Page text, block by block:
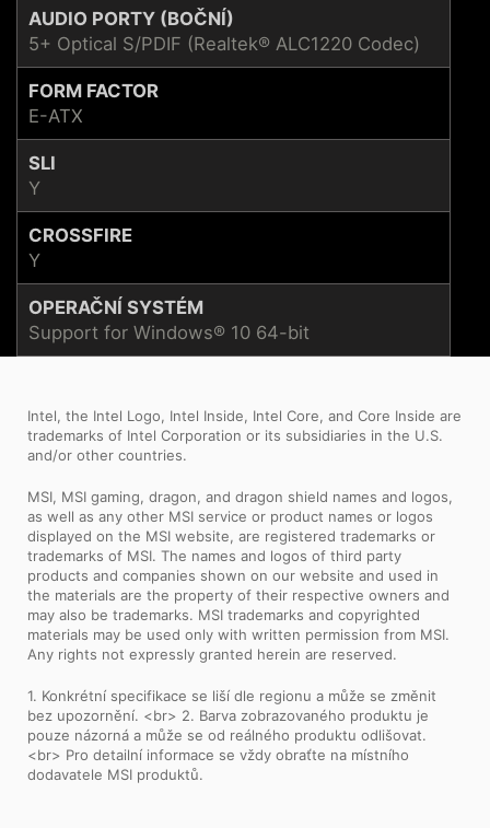
AUDIO PORTY (BOČNÍ)
5+ Optical S/PDIF (Realtek® ALC1220 Codec)
FORM FACTOR
E-ATX
SLI
Y
CROSSFIRE
Y
OPERAČNÍ SYSTÉM
Support for Windows® 10 64-bit
Intel, the Intel Logo, Intel Inside, Intel Core, and Core Inside are
trademarks of Intel Corporation or its subsidiaries in the U.S.
and/or other countries.
MSI, MSI gaming, dragon, and dragon shield names and logos,
as well as any other MSI service or product names or logos
displayed on the MSI website, are registered trademarks or
trademarks of MSI. The names and logos of third party
products and companies shown on our website and used in
the materials are the property of their respective owners and
may also be trademarks. MSI trademarks and copyrighted
materials may be used only with written permission from MSI.
Any rights not expressly granted herein are reserved.
1. Konkrétní specifikace se liší dle regionu a může se změnit
bez upozornění. <br> 2. Barva zobrazovaného produktu je
pouze názorná a může se od reálného produktu odlišovat.
<br> Pro detailní informace se vždy obraťte na místního
dodavatele MSI produktů.